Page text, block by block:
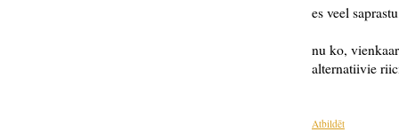
es veel
nu ko,
alternatiivie
Atbildēt